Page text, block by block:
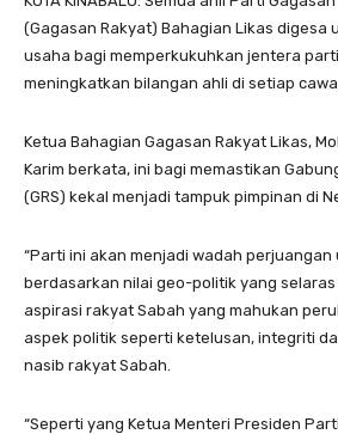
(Gagasan Rakyat) Bahagian Likas digesa
usaha bagi memperkukuhkan jentera
meningkatkan bilangan ahli di setiap
Ketua Bahagian Gagasan Rakyat Likas,
Karim berkata, ini bagi memastikan
(GRS) kekal menjadi tampuk pimpinan di
“Parti ini akan menjadi wadah
berdasarkan nilai geo-politik yang
aspirasi rakyat Sabah yang mahukan
aspek politik seperti ketelusan, integriti
nasib rakyat Sabah.
“Seperti yang Ketua Menteri Presiden